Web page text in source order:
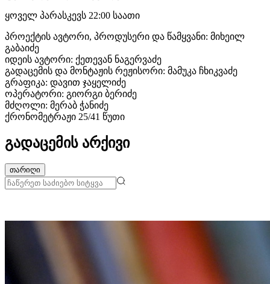
ყოველ პარასკევს 22:00 საათი
პროექტის ავტორი, პროდუსერი და წამყვანი: მიხეილ
გაბაიძე
იდეის ავტორი: ქეთევან ნაგერვაძე
გადაცემის და მონტაჟის რეჟისორი: მამუკა ჩხიკვაძე
გრაფიკა: დავით ჯაყელიძე
ოპერატორი: გიორგი ბერიძე
მძღოლი: მერაბ ჭანიძე
ქრონომეტრაჟი 25/41 წუთი
გადაცემის არქივი
თარიღი